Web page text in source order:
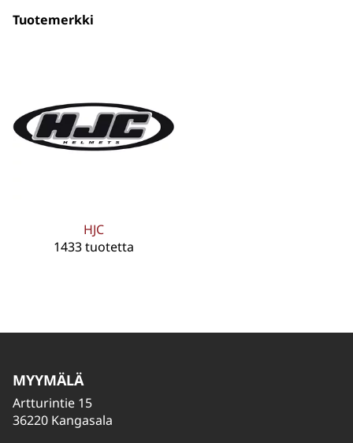
Tuotemerkki
HJC
1433 tuotetta
MYYMÄLÄ
Artturintie 15
36220 Kangasala